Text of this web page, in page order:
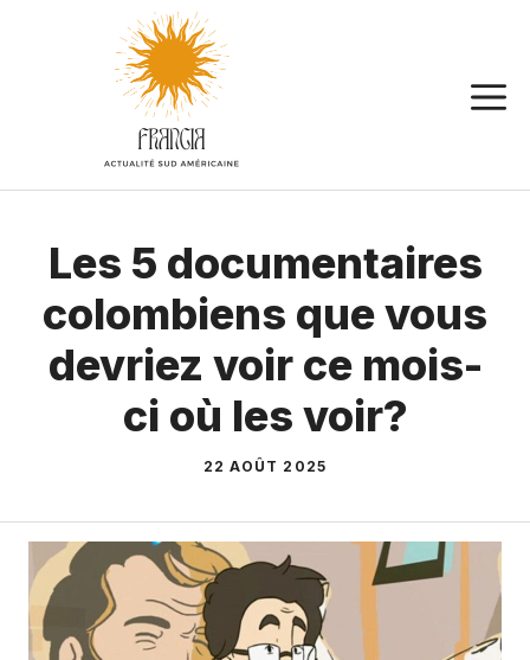
Les 5 documentaires
colombiens que vous
devriez voir ce mois-
ci où les voir?
22 AOÛT 2025